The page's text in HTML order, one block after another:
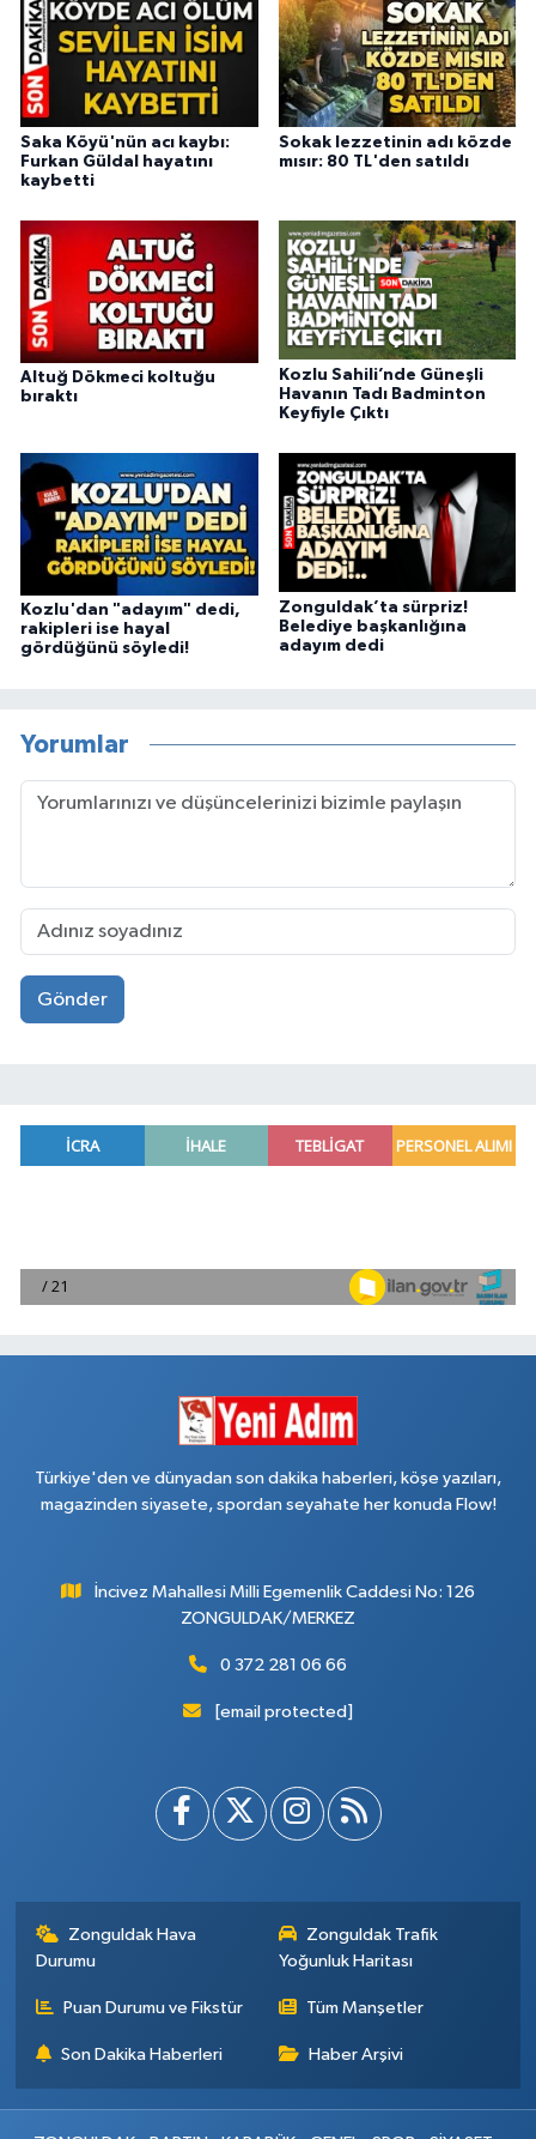
Saka Köyü'nün acı kaybı:
Furkan Güldal hayatını
kaybetti
Sokak lezzetinin adı közde
mısır: 80 TL'den satıldı
Altuğ Dökmeci koltuğu
bıraktı
Kozlu Sahili’nde Güneşli
Havanın Tadı Badminton
Keyfiyle Çıktı
Kozlu'dan "adayım" dedi,
rakipleri ise hayal
gördüğünü söyledi!
Zonguldak’ta sürpriz!
Belediye başkanlığına
adayım dedi
Yorumlar
Gönder
Türkiye'den ve dünyadan son dakika haberleri, köşe yazıları,
magazinden siyasete, spordan seyahate her konuda Flow!
İncivez Mahallesi Milli Egemenlik Caddesi No: 126
ZONGULDAK/MERKEZ
0 372 281 06 66
[email protected]
Zonguldak Hava
Durumu
Zonguldak Trafik
Yoğunluk Haritası
Puan Durumu ve Fikstür Tüm Manşetler
Son Dakika Haberleri Haber Arşivi